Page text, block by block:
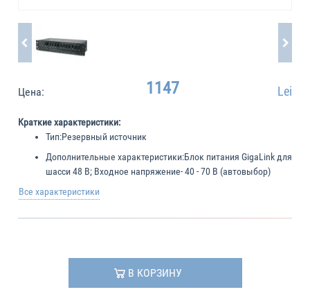
Цена: 1147 Lei
Краткие характеристики:
Тип:Резервный источник
Дополнительные характеристики:Блок питания GigaLink для
шасси 48 В; Входное напряжение- 40 - 70 В (автовыбор)
Все характеристики
В КОРЗИНУ